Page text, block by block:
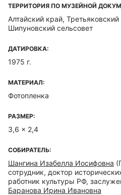
ТЕРРИТОРИЯ ПО МУЗЕЙНОЙ
Алтайский край, Третьяковский
Шипуновский сельсовет
ДАТИРОВКА:
1975 г.
МАТЕРИАЛ:
Фотопленка
РАЗМЕР:
3,6 x 2,4
СОБИРАТЕЛЬ:
Шангина Изабелла Иосифовна
сотрудник, доктор
работник культуры РФ,
Баранова Ирина Ивановна